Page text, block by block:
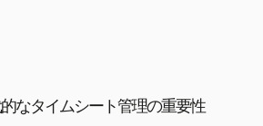
なタイムシート管理の重要性